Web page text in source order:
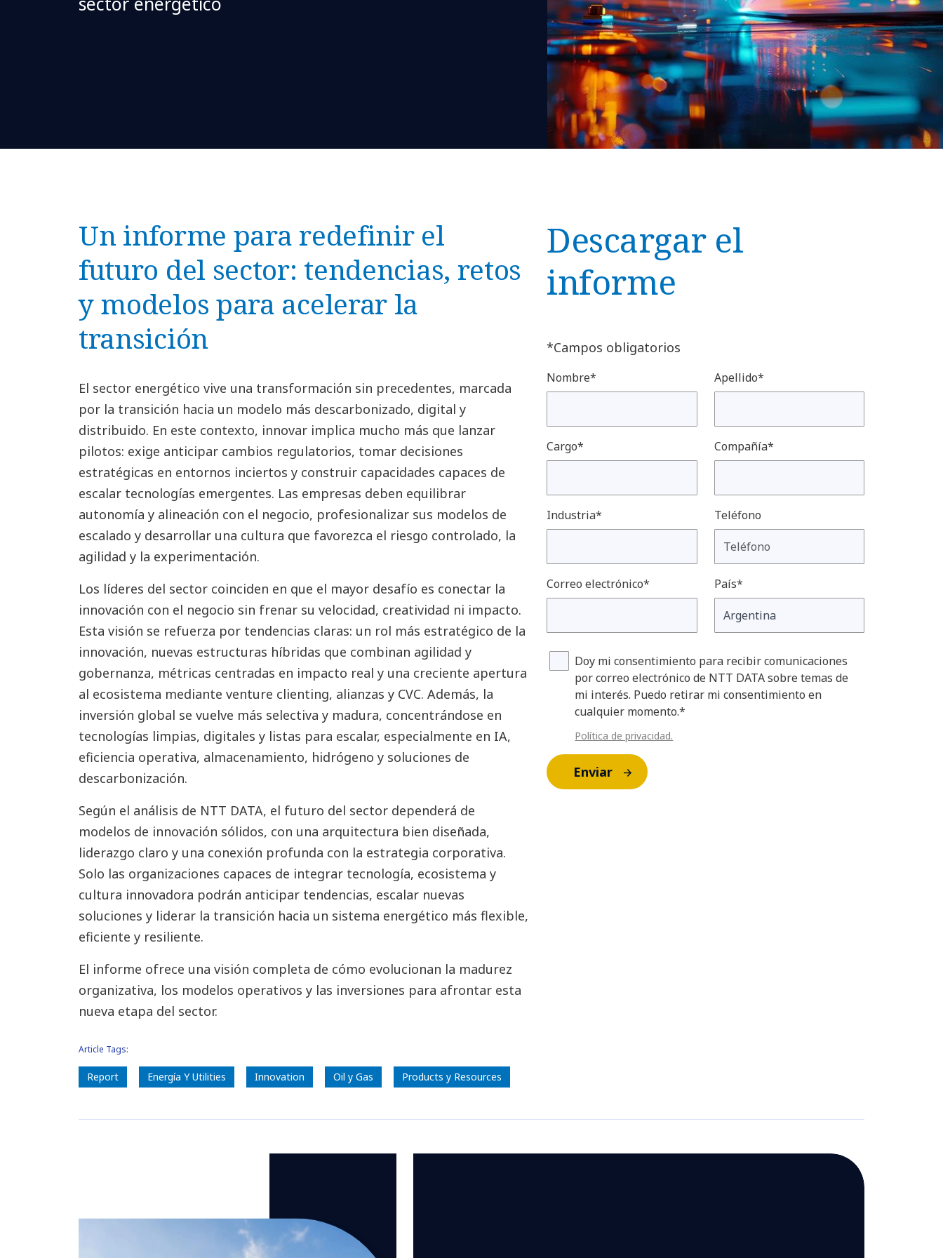
Un informe para redefinir el
futuro del sector: tendencias, retos
y modelos para acelerar la
transición
El sector energético vive una transformación sin precedentes, marcada
por la transición hacia un modelo más descarbonizado, digital y
distribuido. En este contexto, innovar implica mucho más que lanzar
pilotos: exige anticipar cambios regulatorios, tomar decisiones
estratégicas en entornos inciertos y construir capacidades capaces de
escalar tecnologías emergentes. Las empresas deben equilibrar
autonomía y alineación con el negocio, profesionalizar sus modelos de
escalado y desarrollar una cultura que favorezca el riesgo controlado, la
agilidad y la experimentación.
Los líderes del sector coinciden en que el mayor desafío es conectar la
innovación con el negocio sin frenar su velocidad, creatividad ni impacto.
Esta visión se refuerza por tendencias claras: un rol más estratégico de la
innovación, nuevas estructuras híbridas que combinan agilidad y
gobernanza, métricas centradas en impacto real y una creciente apertura
al ecosistema mediante venture clienting, alianzas y CVC. Además, la
inversión global se vuelve más selectiva y madura, concentrándose en
tecnologías limpias, digitales y listas para escalar, especialmente en IA,
eficiencia operativa, almacenamiento, hidrógeno y soluciones de
descarbonización.
Según el análisis de NTT DATA, el futuro del sector dependerá de
modelos de innovación sólidos, con una arquitectura bien diseñada,
liderazgo claro y una conexión profunda con la estrategia corporativa.
Solo las organizaciones capaces de integrar tecnología, ecosistema y
cultura innovadora podrán anticipar tendencias, escalar nuevas
soluciones y liderar la transición hacia un sistema energético más flexible,
eficiente y resiliente.
El informe ofrece una visión completa de cómo evolucionan la madurez
organizativa, los modelos operativos y las inversiones para afrontar esta
nueva etapa del sector.
Article Tags:
Report Energía Y Utilities Innovation Oil y Gas Products y Resources
Descargar el
informe
*Campos obligatorios
Nombre* Apellido*
Cargo* Compañía*
Industria* Teléfono
Correo electrónico* País*
Doy mi consentimiento para recibir comunicaciones
por correo electrónico de NTT DATA sobre temas de
mi interés. Puedo retirar mi consentimiento en
cualquier momento.*
Política de privacidad.
Enviar